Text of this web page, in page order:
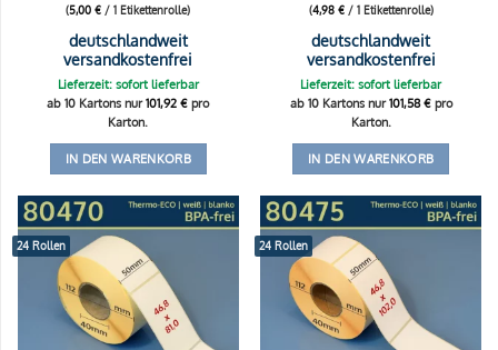
(5,00€ / 1 Etikettenrolle)
deutschlandweit
versandkostenfrei
Lieferzeit: sofort lieferbar
ab 10 Kartons nur101,92€ pro
Karton.
IN DEN WARENKORB
(4,98 €/ 1 Etikettenrolle)
deutschlandweit
versandkostenfrei
Lieferzeit: sofort lieferbar
ab 10 Kartons nur101,58€pro
Karton.
IN DEN WARENKORB
24 Rollen 24 Rollen